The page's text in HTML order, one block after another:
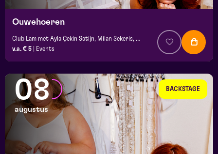
Ouwehoeren
Club Lam met Ayla Çekin Satijn, Milan Sekeris, e.a.
v.a. € 5
Events
BACKSTAGE
08
augustus